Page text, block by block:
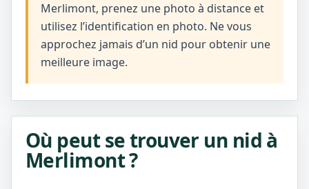
Merlimont, prenez une photo à distance et
utilisez l’identification en photo. Ne vous
approchez jamais d’un nid pour obtenir une
meilleure image.
Où peut se trouver un nid à
Merlimont ?